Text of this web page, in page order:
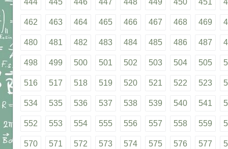
444 445 446 447 448 449 450 451
462 463 464 465 466 467 468 469
480 481 482 483 484 485 486 487
498 499 500 501 502 503 504 505
516 517 518 519 520 521 522 523
534 535 536 537 538 539 540 541
552 553 554 555 556 557 558 559
570 571 572 573 574 575 576 577